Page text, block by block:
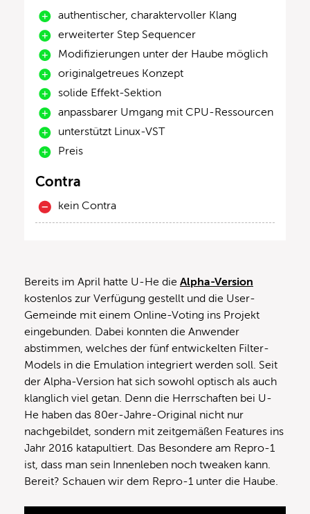
authentischer, charaktervoller Klang
erweiterter Step Sequencer
Modifizierungen unter der Haube möglich
originalgetreues Konzept
solide Effekt-Sektion
anpassbarer Umgang mit CPU-Ressourcen
unterstützt Linux-VST
Preis
Contra
kein Contra
Bereits im April hatte U-He die Alpha-Version
kostenlos zur Verfügung gestellt und die User-
Gemeinde mit einem Online-Voting ins Projekt
eingebunden. Dabei konnten die Anwender
abstimmen, welches der fünf entwickelten Filter-
Models in die Emulation integriert werden soll. Seit
der Alpha-Version hat sich sowohl optisch als auch
klanglich viel getan. Denn die Herrschaften bei U-
He haben das 80er-Jahre-Original nicht nur
nachgebildet, sondern mit zeitgemäßen Features ins
Jahr 2016 katapultiert. Das Besondere am Repro-1
ist, dass man sein Innenleben noch tweaken kann.
Bereit? Schauen wir dem Repro-1 unter die Haube.